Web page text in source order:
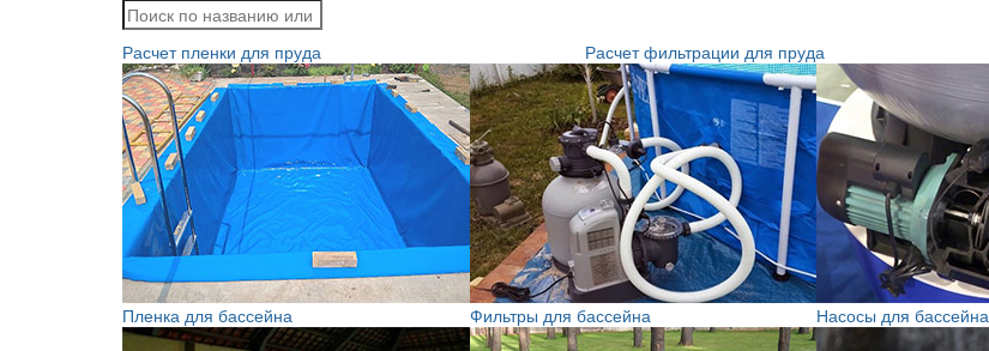
Расчет пленки для пруда
Расчет фильтрации для пруда
Пленка для бассейна Фильтры для бассейна Насосы для бассейна